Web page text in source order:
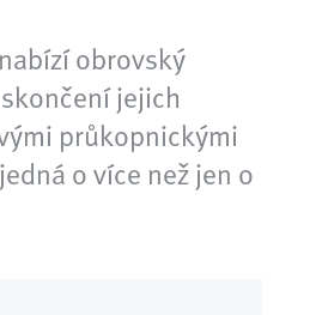
obrovský
jejich
průkopnickými
o více než jen o